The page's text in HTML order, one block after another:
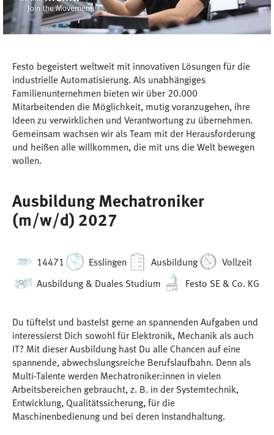
Festo begeistert weltweit mit innovativen Lösungen für die
industrielle Automatisierung. Als unabhängiges
Familienunternehmen bieten wir über 20.000
Mitarbeitenden die Möglichkeit, mutig voranzugehen, ihre
Ideen zu verwirklichen und Verantwortung zu übernehmen.
Gemeinsam wachsen wir als Team mit der Herausforderung
und heißen alle willkommen, die mit uns die Welt bewegen
wollen.
Ausbildung Mechatroniker
(m/w/d) 2027
14471 Esslingen Ausbildung
Vollzeit
Ausbildung & Duales Studium
Festo SE & Co. KG
Du tüftelst und bastelst gerne an spannenden Aufgaben und
interessierst Dich sowohl für Elektronik, Mechanik als auch
IT? Mit dieser Ausbildung hast Du alle Chancen auf eine
spannende, abwechslungsreiche Berufslaufbahn. Denn als
Multi-Talente werden Mechatroniker:innen in vielen
Arbeitsbereichen gebraucht, z. B. in der Systemtechnik,
Entwicklung, Qualitätssicherung, für die
Maschinenbedienung und bei deren Instandhaltung.